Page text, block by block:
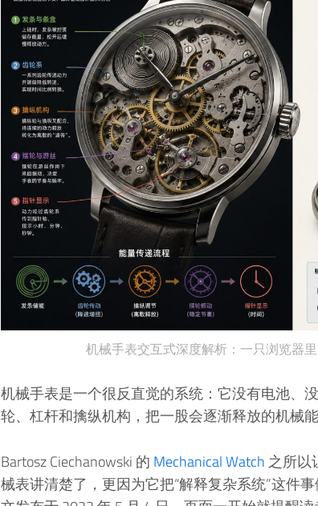
机械手表交互式深度解析：一只浏览器
机械手表是一个很反直觉的系统：它没有电池、
轮、杠杆和擒纵机构，把一股会逐渐释放的机械
Bartosz Ciechanowski 的 Mechanical Watch之所以
械表讲清楚了，更因为它把“解释复杂系统”这件